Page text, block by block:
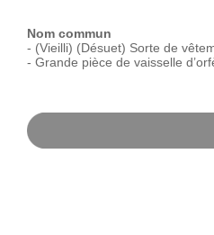
Nom commun
- (Vieilli) (Désuet) Sorte de
- Grande pièce de vaisselle